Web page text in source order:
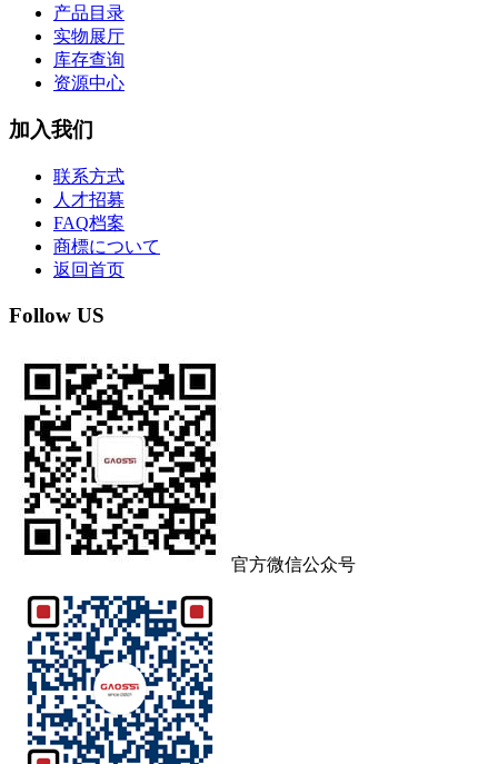
产品目录
实物展厅
库存查询
资源中心
加入我们
联系方式
人才招募
FAQ档案
商標について
返回首页
Follow US
官方微信公众号